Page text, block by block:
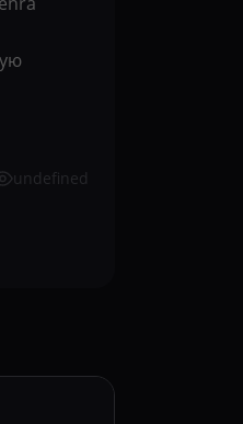
undefined